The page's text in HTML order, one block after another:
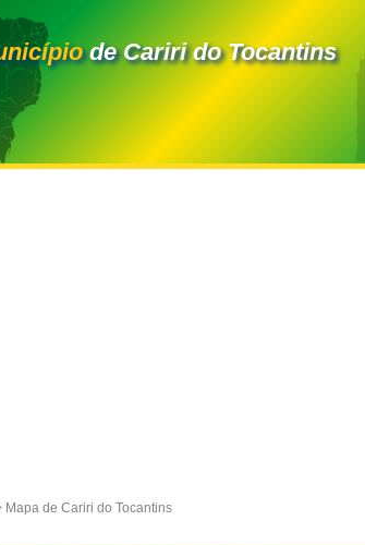
de Cariri do Tocantins
Mapa de Cariri do Tocantins